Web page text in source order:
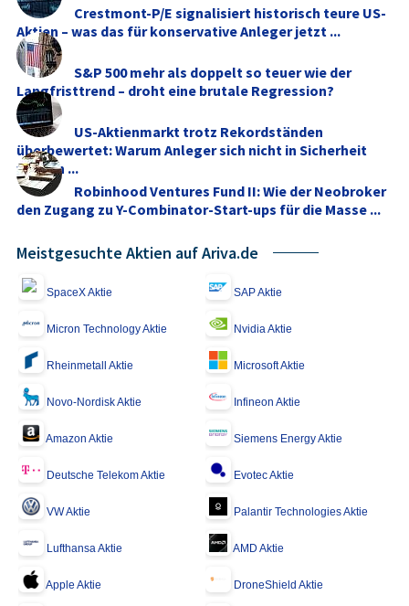
Crestmont-P/E signalisiert historisch teure US-
Aktien – was das für konservative Anleger jetzt ...
S&P 500 mehr als doppelt so teuer wie der
Langfristtrend – droht eine brutale Regression?
US-Aktienmarkt trotz Rekordständen
überbewertet: Warum Anleger sich nicht in Sicherheit
wiegen ...
Robinhood Ventures Fund II: Wie der Neobroker
den Zugang zu Y-Combinator-Start-ups für die Masse ...
Meistgesuchte Aktien auf Ariva.de
SpaceX Aktie SAP Aktie
Micron Technology Aktie Nvidia Aktie
Rheinmetall Aktie Microsoft Aktie
Novo-Nordisk Aktie Infineon Aktie
Amazon Aktie Siemens Energy Aktie
Deutsche Telekom Aktie Evotec Aktie
VW Aktie Palantir Technologies Aktie
Lufthansa Aktie AMD Aktie
Apple Aktie DroneShield Aktie